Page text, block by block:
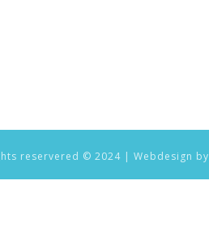
reservered © 2024 | Webdesign by